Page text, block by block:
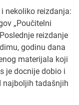
nekoliko reizdanja:
„Poučitelni
reizdanje
godinu dana
materijala koji
je docnije dobio i
najboljih tadašnjih